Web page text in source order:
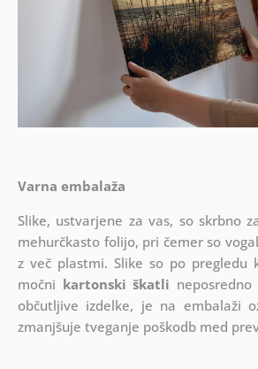
Varna embalaža
Slike, ustvarjene za vas, so skrbno
mehurčkasto folijo, pri čemer so
z več plastmi. Slike so po pregledu
močni kartonski škatli
občutljive izdelke, je na embalaži
zmanjšuje tveganje poškodb med